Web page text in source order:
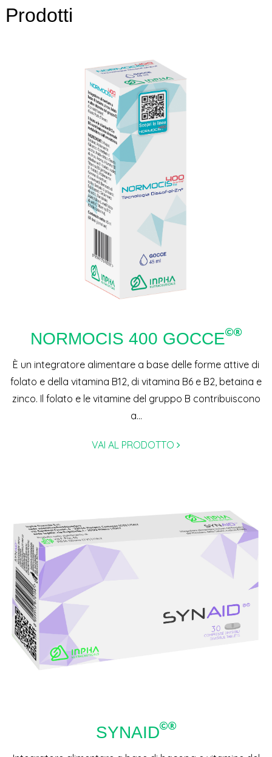
Prodotti
NORMOCIS 400 GOCCE
È un integratore alimentare a base delle forme attive di
folato e della vitamina B12, di vitamina B6 e B2, betaina e
zinco. Il folato e le vitamine del gruppo B contribuiscono
a...
VAI AL PRODOTTO
SYNAID